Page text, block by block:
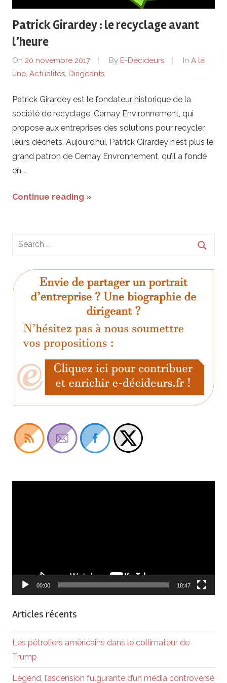
de
lentreprise
et
ses
dirigeants
Patrick Girardey : le recyclage avant
l’heure
On 20 novembre 2017 By E-Décideurs In A la
une, Actualités, Dirigeants
Patrick Girardey est le fondateur historique de la
société de recyclage, Cernay Environnement, qui
propose aux entreprises des solutions pour recycler
leurs déchets. Aujourd’hui, Patrick Girardey n’est plus le
grand patron de Cernay Envronnement, qu’il a fondé
en …
Continue reading »
00:00 18:47
Articles récents
Les pétroliers américains dans le collimateur de
Trump
Legend, l’ascension fulgurante d’un média controversé